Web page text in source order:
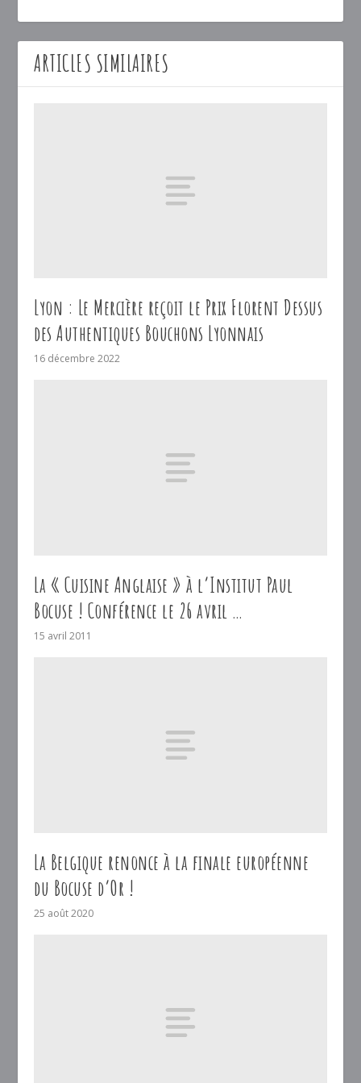
ARTICLES SIMILAIRES
Lyon : Le Mercière reçoit le Prix Florent Dessus
des Authentiques Bouchons Lyonnais
16 décembre 2022
La « Cuisine Anglaise » à l’Institut Paul
Bocuse ! Conférence le 26 avril …
15 avril 2011
La Belgique renonce à la finale européenne
du Bocuse d’Or !
25 août 2020